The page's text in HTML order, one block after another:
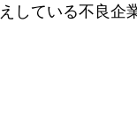
ている不良企